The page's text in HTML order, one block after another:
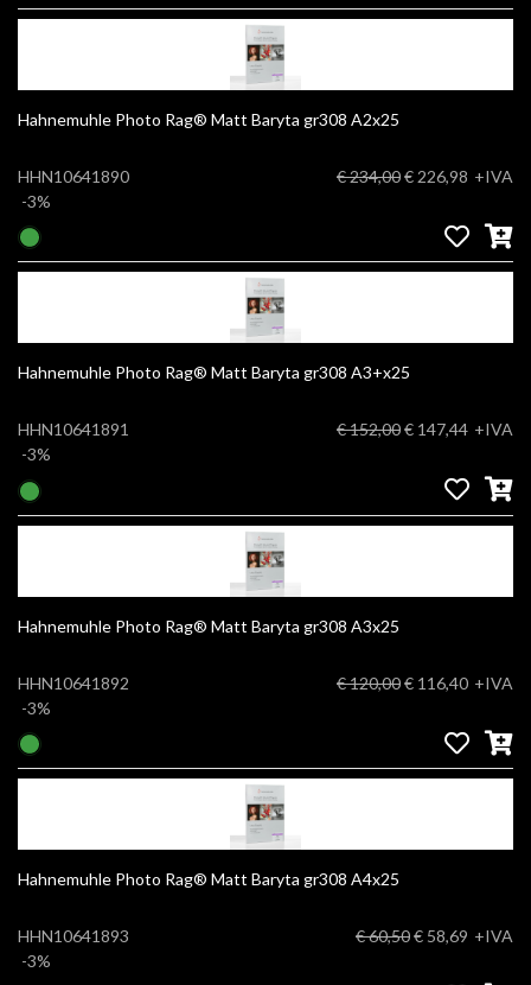
Hahnemuhle Photo Rag® Matt Baryta gr308 A2x25
HHN10641890
-3%
€ 234,00€ 226,98 +IVA
Hahnemuhle Photo Rag® Matt Baryta gr308 A3+x25
HHN10641891
-3%
€ 152,00€ 147,44 +IVA
Hahnemuhle Photo Rag® Matt Baryta gr308 A3x25
HHN10641892
-3%
€ 120,00€ 116,40 +IVA
Hahnemuhle Photo Rag® Matt Baryta gr308 A4x25
HHN10641893
-3%
€ 60,50€ 58,69 +IVA